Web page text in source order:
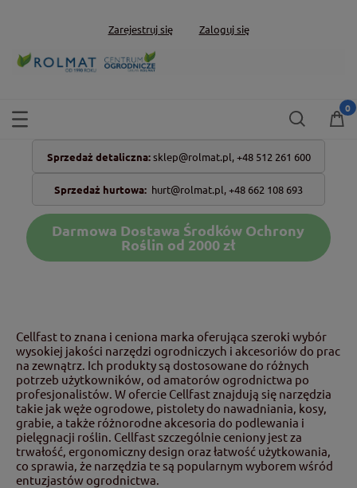
Zarejestruj się Zaloguj się
Sprzedaż detaliczna: sklep@rolmat.pl, +48 512 261 600
Sprzedaż hurtowa: hurt@rolmat.pl,+48 662 108 693
Darmowa Dostawa Środków Ochrony
Roślin od 2000 zł
Cellfast to znana i ceniona marka oferująca szeroki wybór
wysokiej jakości narzędzi ogrodniczych i akcesoriów do prac
na zewnątrz. Ich produkty są dostosowane do różnych
potrzeb użytkowników, od amatorów ogrodnictwa po
profesjonalistów. W ofercie Cellfast znajdują się narzędzia
takie jak węże ogrodowe, pistolety do nawadniania, kosy,
grabie, a także różnorodne akcesoria do podlewania i
pielęgnacji roślin. Cellfast szczególnie ceniony jest za
trwałość, ergonomiczny design oraz łatwość użytkowania,
co sprawia, że narzędzia te są popularnym wyborem wśród
entuzjastów ogrodnictwa.